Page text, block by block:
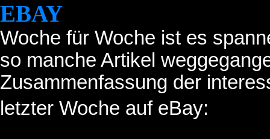
EBAY
Woche für Woche ist es
so manche Artikel
Zusammenfassung der
letzter Woche auf eBay: